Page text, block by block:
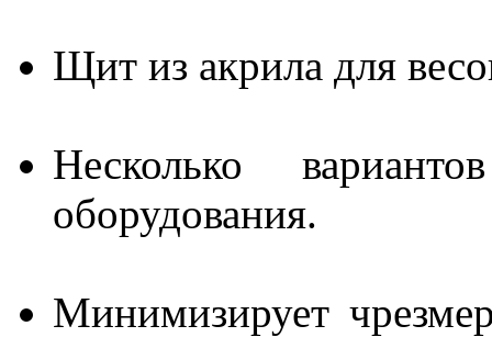
Щит из акрила для
Несколько
оборудования.
Минимизирует